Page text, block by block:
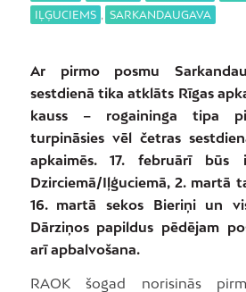
IĻĢUCIEMS , SARKANDAUGAVA
Ar pirmo posmu
sestdienā tika atklāts Rīgas
kauss – rogaininga tipa
turpināsies vēl četras
apkaimēs. 17. februārī būs
Dzirciemā/Iļģuciemā, 2. martā
16. martā sekos Bieriņi un
Dārziņos papildus pēdējam
arī apbalvošana.
RAOK šogad norisinās